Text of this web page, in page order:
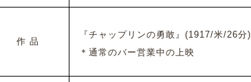
作 品
『チャップリンの勇敢』 (1917/米/26分)
＊通常のバー営業中の上映